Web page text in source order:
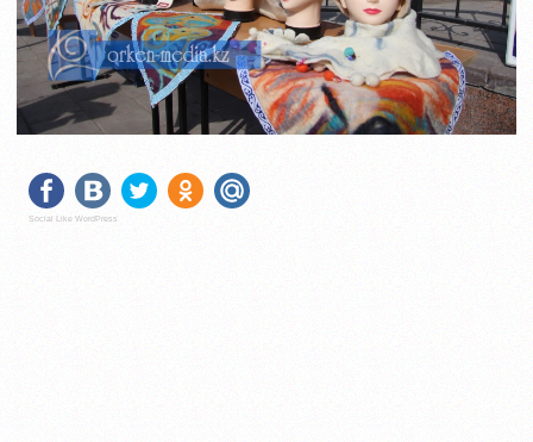
Social Like WordPress